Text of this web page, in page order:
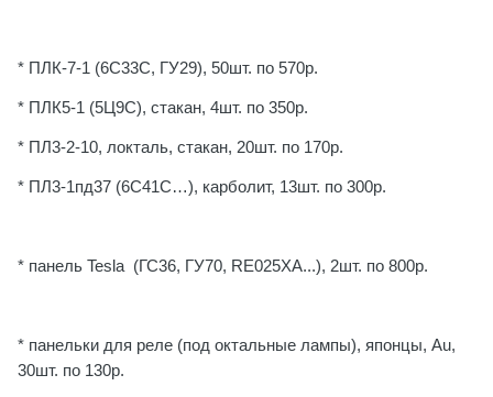
* ПЛК-7-1 (6С33С, ГУ29), 50шт. по 570р.
* ПЛК5-1 (5Ц9С), стакан, 4шт. по 350р.
* ПЛ3-2-10, локталь, стакан, 20шт. по 170р.
* ПЛ3-1пд37 (6С41С…), карболит, 13шт. по 300р.
* панель Tesla (ГС36, ГУ70, RE025XA...), 2шт. по 800р.
* панельки для реле (под октальные лампы), японцы, Au,
30шт. по 130р.